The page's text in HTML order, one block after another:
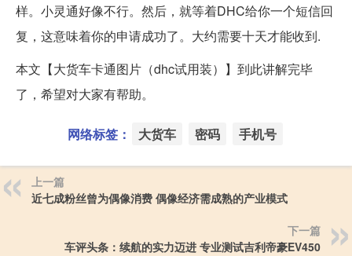
样。小灵通好像不行。然后，就等着DHC给你一个短信回
复，这意味着你的申请成功了。大约需要十天才能收到.
本文【大货车卡通图片（dhc试用装）】到此讲解完毕
了，希望对大家有帮助。
网络标签： 大货车 密码 手机号
上一篇
近七成粉丝曾为偶像消费 偶像经济需成熟的产业模式
下一篇
车评头条：续航的实力迈进 专业测试吉利帝豪EV450